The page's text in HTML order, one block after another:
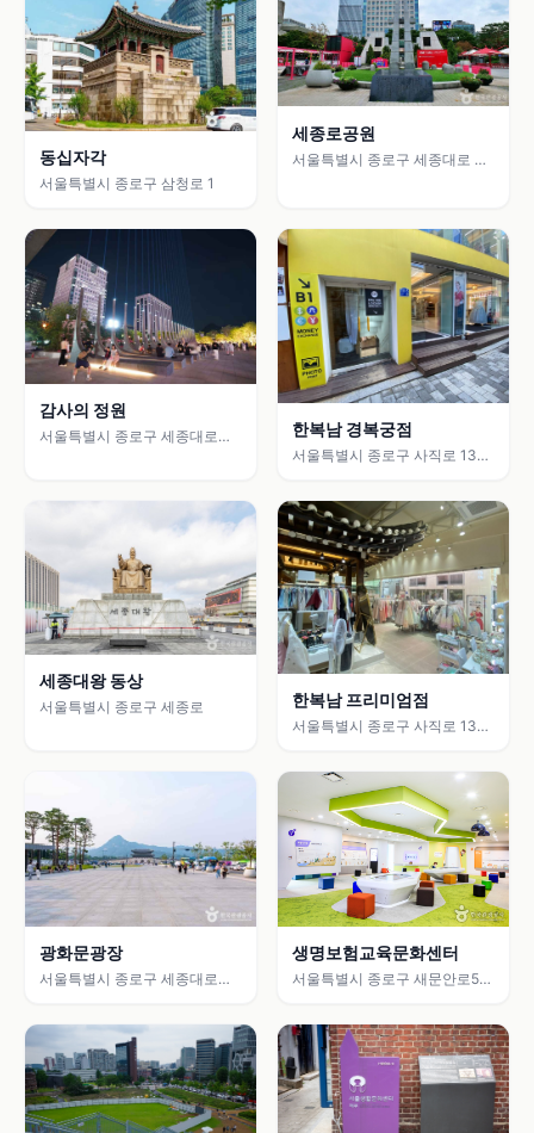
동십자각
서울특별시 종로구 삼청로 1
세종로공원
서울특별시 종로구 세종대로 지
감사의 정원
서울특별시 종로구 세종대로
한복남 경복궁점
서울특별시 종로구 사직로 133-
세종대왕 동상
서울특별시 종로구 세종로 한복남 프리미엄점
서울특별시 종로구 사직로 133-
광화문광장
서울특별시 종로구 세종대로
생명보험교육문화센터
서울특별시 종로구 새문안로5길